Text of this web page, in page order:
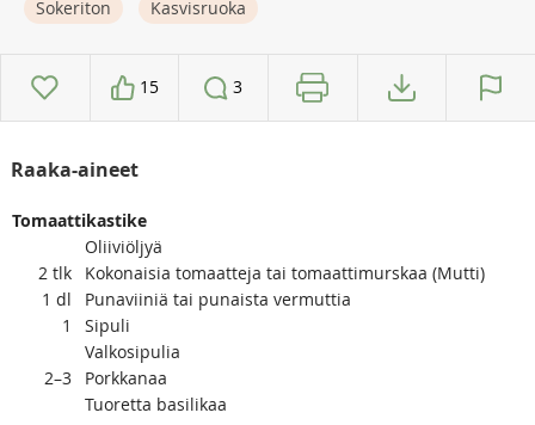
Sokeriton
Kasvisruoka
15 3
Raaka-aineet
Tomaattikastike
Oliiviöljyä
2 tlk
Kokonaisia tomaatteja tai tomaattimurskaa (Mutti)
1 dl
Punaviiniä tai punaista vermuttia
1
Sipuli
Valkosipulia
2–3
Porkkanaa
Tuoretta basilikaa